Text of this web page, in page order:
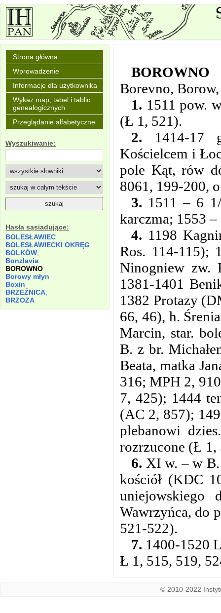
Strona główna
Wprowadzenie
Informacje dla użytkownika
Wykaz map, tabel i tablic
genealogicznych
Przeglądanie alfabetyczne
Wyszukiwanie:
Hasła sąsiadujące:
BOLESŁAWIEC
BOLESŁAWIECKI OKRĘG
BOLKÓW
Bonzlavia
BOROWNO
Borowy młyn
Boxin
BRZEŹNICA
BRZOZA
BOROWNO
Borevno,
1. 1511 pow.
(Ł 1, 521).
2. 1414-17
Kościelcem i
pole Kąt, rów
8061, 199-200,
3. 1511 – 6
karczma; 1553
4. 1198
Ros. 114-115);
Ninogniew zw.
1381-1401
1382 Protazy
66, 46), h.
Marcin, star.
B. z br.
Beata, matka
316; MPH 2,
7, 425); 1444
(AC 2, 857);
plebanowi
rozrzucone (Ł 1,
6. XI w. – w B.
kościół (KDC
Wawrzyńca, do
521-522).
7. 1400-1520
Ł 1, 515, 519,
© 2010-2022